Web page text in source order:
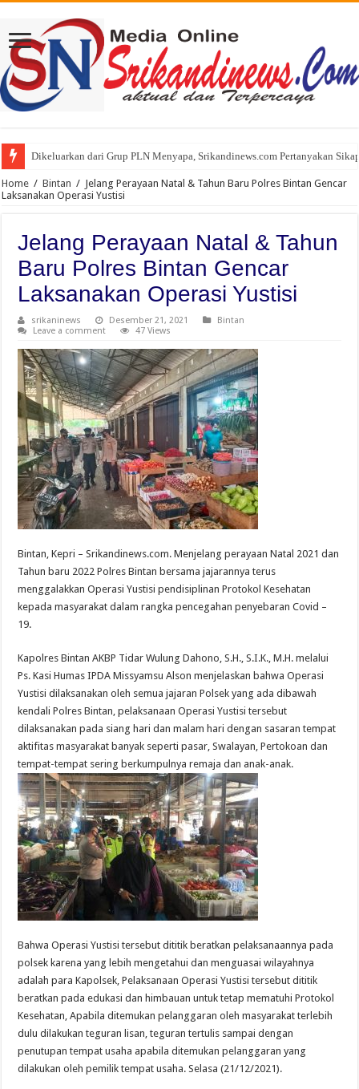
Dikeluarkan dari Grup PLN Menyapa, Srikandinews.com Pertanyakan
Home / Bintan / Jelang Perayaan Natal & Tahun Baru Polres Bintan Gencar
Laksanakan Operasi Yustisi
Jelang Perayaan Natal & Tahun
Baru Polres Bintan Gencar
Laksanakan Operasi Yustisi
srikaninews Desember 21, 2021
Bintan
Leave a comment
47 Views
Bintan, Kepri – Srikandinews.com. Menjelang perayaan Natal 2021 dan
Tahun baru 2022 Polres Bintan bersama jajarannya terus
menggalakkan Operasi Yustisi pendisiplinan Protokol Kesehatan
kepada masyarakat dalam rangka pencegahan penyebaran Covid –
19.
Kapolres Bintan AKBP Tidar Wulung Dahono, S.H., S.I.K., M.H. melalui
Ps. Kasi Humas IPDA Missyamsu Alson menjelaskan bahwa Operasi
Yustisi dilaksanakan oleh semua jajaran Polsek yang ada dibawah
kendali Polres Bintan, pelaksanaan Operasi Yustisi tersebut
dilaksanakan pada siang hari dan malam hari dengan sasaran tempat
aktifitas masyarakat banyak seperti pasar, Swalayan, Pertokoan dan
tempat-tempat sering berkumpulnya remaja dan anak-anak.
Bahwa Operasi Yustisi tersebut dititik beratkan pelaksanaannya pada
polsek karena yang lebih mengetahui dan menguasai wilayahnya
adalah para Kapolsek, Pelaksanaan Operasi Yustisi tersebut dititik
beratkan pada edukasi dan himbauan untuk tetap mematuhi Protokol
Kesehatan, Apabila ditemukan pelanggaran oleh masyarakat terlebih
dulu dilakukan teguran lisan, teguran tertulis sampai dengan
penutupan tempat usaha apabila ditemukan pelanggaran yang
dilakukan oleh pemilik tempat usaha. Selasa (21/12/2021).